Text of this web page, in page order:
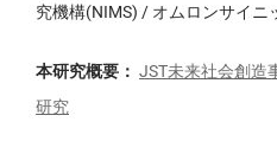
究機構(NIMS) / オムロンサイニ
本研究概要： JST未来社会創
研究